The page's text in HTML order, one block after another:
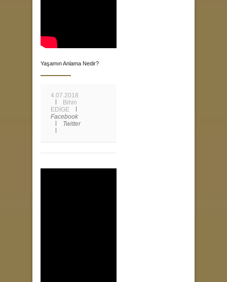
Yaşamın Anlama Nedir?
4.07.2018
Bihin
EDİGE
Facebook
Twitter